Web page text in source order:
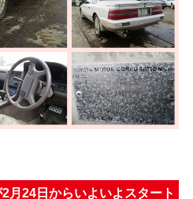
月24日からいよいよスタート